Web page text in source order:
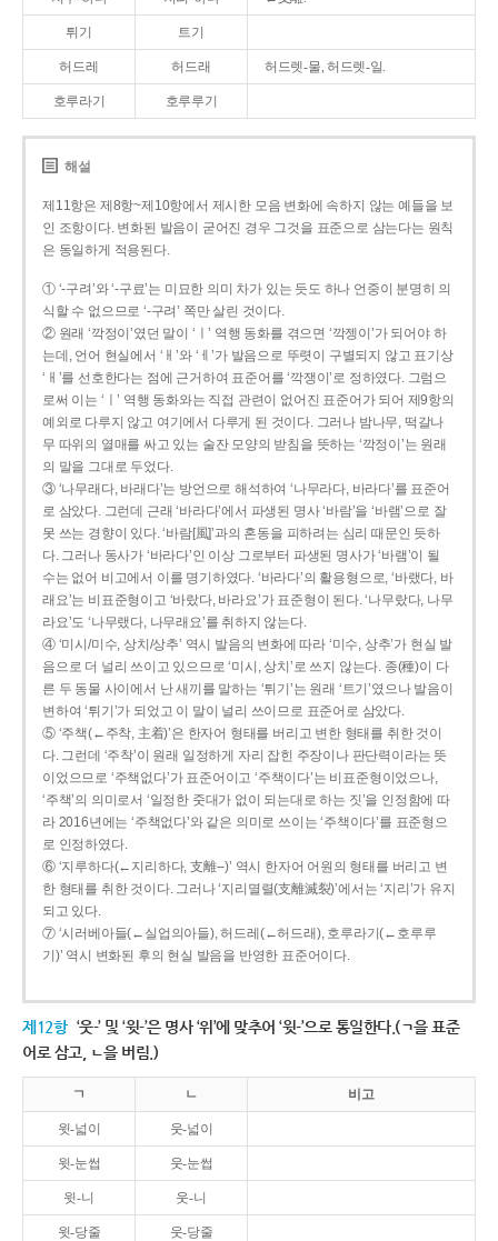
튀기 트기
허드레 허드래 허드렛-물, 허드렛-일.
호루라기 호루루기
해설
제11항은 제8항~제10항에서 제시한 모음 변화에 속하지 않는 예들을 보
인 조항이다. 변화된 발음이 굳어진 경우 그것을 표준으로 삼는다는 원칙
은 동일하게 적용된다.
① ‘-구려’와 ‘-구료’는 미묘한 의미 차가 있는 듯도 하나 언중이 분명히 의
식할 수 없으므로 ‘-구려’ 쪽만 살린 것이다.
② 원래 ‘깍정이’였던 말이 ‘ㅣ’ 역행 동화를 겪으면 ‘깍젱이’가 되어야 하
는데, 언어 현실에서 ‘ㅐ’와 ‘ㅔ’가 발음으로 뚜렷이 구별되지 않고 표기상
‘ㅐ’를 선호한다는 점에 근거하여 표준어를 ‘깍쟁이’로 정하였다. 그럼으
로써 이는 ‘ㅣ’ 역행 동화와는 직접 관련이 없어진 표준어가 되어 제9항의
예외로 다루지 않고 여기에서 다루게 된 것이다. 그러나 밤나무, 떡갈나
무 따위의 열매를 싸고 있는 술잔 모양의 받침을 뜻하는 ‘깍정이’는 원래
의 말을 그대로 두었다.
③ ‘나무래다, 바래다’는 방언으로 해석하여 ‘나무라다, 바라다’를 표준어
로 삼았다. 그런데 근래 ‘바라다’에서 파생된 명사 ‘바람’을 ‘바램’으로 잘
못 쓰는 경향이 있다. ‘바람[風]’과의 혼동을 피하려는 심리 때문인 듯하
다. 그러나 동사가 ‘바라다’인 이상 그로부터 파생된 명사가 ‘바램’이 될
수는 없어 비고에서 이를 명기하였다. ‘바라다’의 활용형으로, ‘바랬다, 바
래요’는 비표준형이고 ‘바랐다, 바라요’가 표준형이 된다. ‘나무랐다, 나무
라요’도 ‘나무랬다, 나무래요’를 취하지 않는다.
④ ‘미시/미수, 상치/상추’ 역시 발음의 변화에 따라 ‘미수, 상추’가 현실 발
음으로 더 널리 쓰이고 있으므로 ‘미시, 상치’로 쓰지 않는다. 종(種)이 다
른 두 동물 사이에서 난 새끼를 말하는 ‘튀기’는 원래 ‘트기’였으나 발음이
변하여 ‘튀기’가 되었고 이 말이 널리 쓰이므로 표준어로 삼았다.
⑤ ‘주책(←주착, 主着)’은 한자어 형태를 버리고 변한 형태를 취한 것이
다. 그런데 ‘주착’이 원래 일정하게 자리 잡힌 주장이나 판단력이라는 뜻
이었으므로 ‘주책없다’가 표준어이고 ‘주책이다’는 비표준형이었으나,
‘주책’의 의미로서 ‘일정한 줏대가 없이 되는대로 하는 짓’을 인정함에 따
라 2016년에는 ‘주책없다’와 같은 의미로 쓰이는 ‘주책이다’를 표준형으
로 인정하였다.
⑥ ‘지루하다(←지리하다, 支離--)’ 역시 한자어 어원의 형태를 버리고 변
한 형태를 취한 것이다. 그러나 ‘지리멸렬(支離滅裂)’에서는 ‘지리’가 유지
되고 있다.
⑦ ‘시러베아들(←실업의아들), 허드레(←허드래), 호루라기(←호루루
기)’ 역시 변화된 후의 현실 발음을 반영한 표준어이다.
제12항 ‘웃-’ 및 ‘윗-’은 명사 ‘위’에 맞추어 ‘윗-’으로 통일한다.(ㄱ을 표준
어로 삼고, ㄴ을 버림.)
ㄱ ㄴ 비고
윗-넓이 웃-넓이
윗-눈썹 웃-눈썹
윗-니 웃-니
윗-당줄 웃-당줄